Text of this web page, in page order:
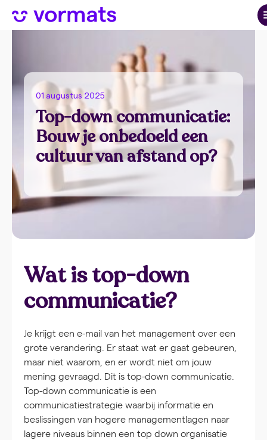
01 augustus 2025
Top-down communicatie:
Bouw je onbedoeld een
cultuur van afstand op?
Wat is top-down
communicatie?
Je krijgt een e-mail van het management over een
grote verandering. Er staat wat er gaat gebeuren,
maar niet waarom, en er wordt niet om jouw
mening gevraagd. Dit is top-down communicatie.
Top-down communicatie is een
communicatiestrategie waarbij informatie en
beslissingen van hogere managementlagen naar
lagere niveaus binnen een top down organisatie